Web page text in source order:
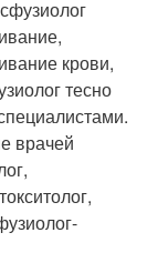
крови,
тесно
врачей